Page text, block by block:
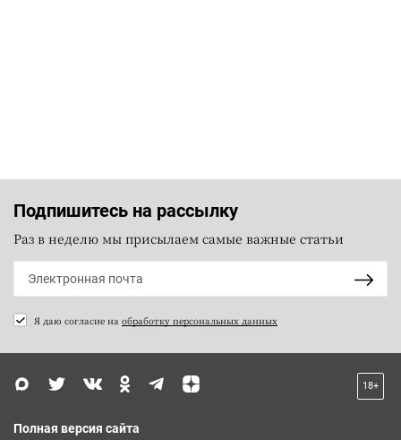
Подпишитесь на рассылку
Раз в неделю мы присылаем самые важные статьи
Я даю согласие на обработку персональных данных
18+
Полная версия сайта